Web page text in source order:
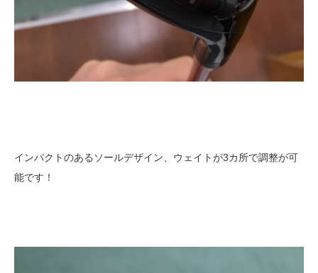
インパクトのあるソールデザイン、ウェイトが3カ所で調整が可
能です！